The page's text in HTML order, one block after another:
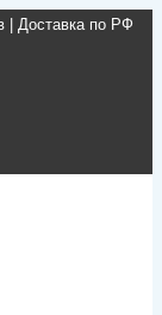
| Доставка по РФ